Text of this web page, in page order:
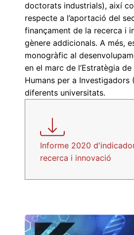
doctorats industrials), així
respecte a l’aportació del
finançament de la recerca i
gènere addicionals. A més,
monogràfic al
en el marc de l’Estratègia de
Humans per a Investigadors
diferents universitats.
Informe 2020
recerca i innovació